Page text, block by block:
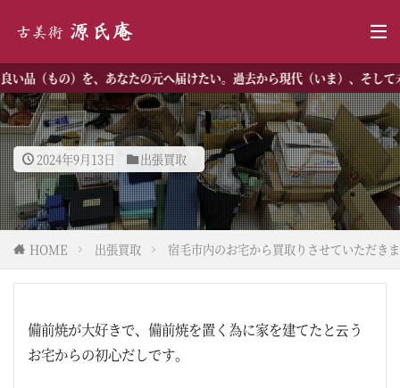
品（もの）を、あなたの元へ届けたい。過去から現代（いま）、そして未
2024年9月13日 出張買取
HOME 出張買取 宿毛市内のお宅から買取りさせていただき
備前焼が大好きで、備前焼を置く為に家を建てたと云う
お宅からの初心だしです。